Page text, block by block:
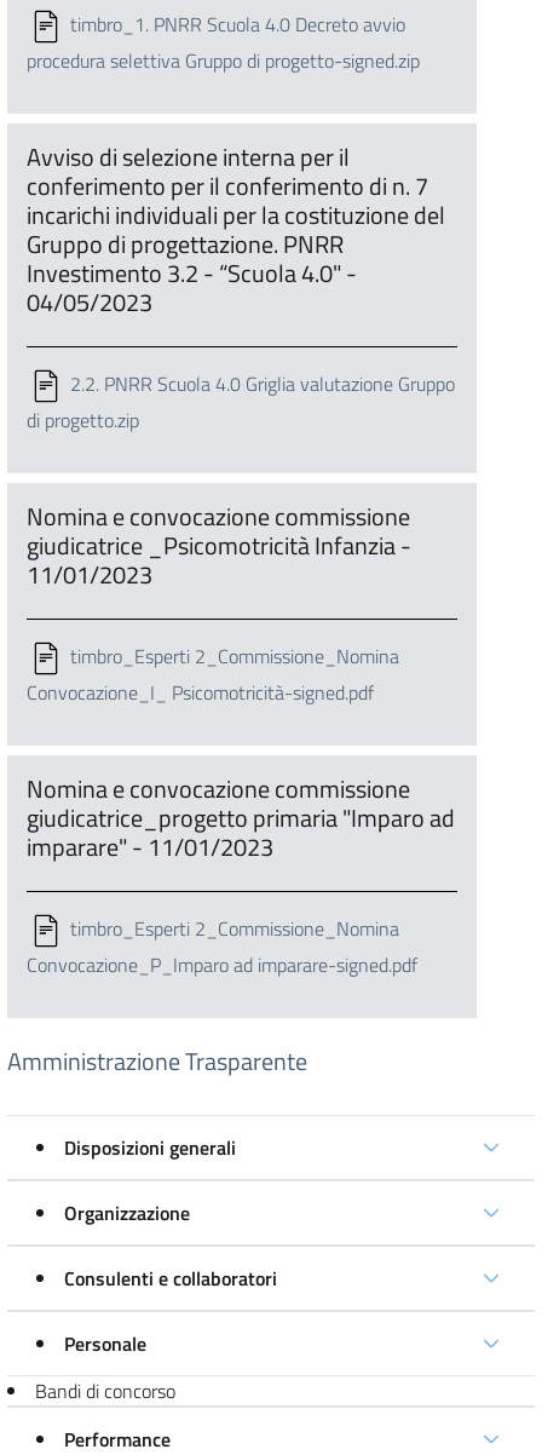
timbro_1. PNRR Scuola 4.0 Decreto avvio
procedura selettiva Gruppo di progetto-signed.zip
Avviso di selezione interna per il
conferimento per il conferimento di n. 7
incarichi individuali per la costituzione del
Gruppo di progettazione. PNRR
Investimento 3.2 - “Scuola 4.0" -
04/05/2023
2.2. PNRR Scuola 4.0 Griglia valutazione Gruppo
di progetto.zip
Nomina e convocazione commissione
giudicatrice _Psicomotricità Infanzia -
11/01/2023
timbro_Esperti 2_Commissione_Nomina
Convocazione_I_ Psicomotricità-signed.pdf
Nomina e convocazione commissione
giudicatrice_progetto primaria "Imparo ad
imparare" - 11/01/2023
timbro_Esperti 2_Commissione_Nomina
Convocazione_P_Imparo ad imparare-signed.pdf
Amministrazione Trasparente
Disposizioni generali
Organizzazione
Consulenti e collaboratori
Personale
Bandi di concorso
Performance